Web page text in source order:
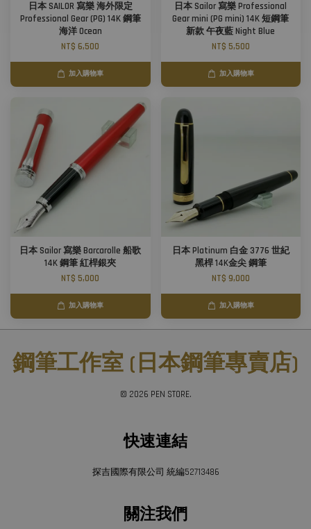
日本 SAILOR 寫樂 海外限定
Professional Gear (PG) 14K 鋼筆
海洋 Ocean
NT$ 6,500
加入購物車
日本 Sailor 寫樂 Professional
Gear mini (PG mini) 14K 短鋼筆
新款 午夜藍 Night Blue
NT$ 5,500
加入購物車
日本 Sailor 寫樂 Barcarolle 船歌
14K 鋼筆 紅桿銀夾
NT$ 5,000
加入購物車
日本 Platinum 白金 3776 世紀
黑桿 14K金尖 鋼筆
NT$ 9,000
加入購物車
鋼筆工作室 (日本鋼筆專賣店)
© 2026 PEN STORE.
快速連結
探吉國際有限公司 統編52713486
關注我們